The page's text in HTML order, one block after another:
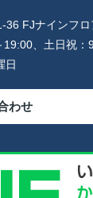
36 FJナインフ
19:00、土日祝：
日
わせ